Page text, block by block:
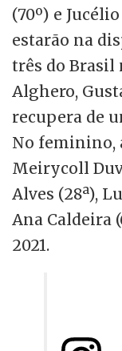
(70º) e
estarão na
três do Brasil
Alghero,
recupera de
No feminino,
Meirycoll
Alves (28ª),
Ana Caldeira
2021.